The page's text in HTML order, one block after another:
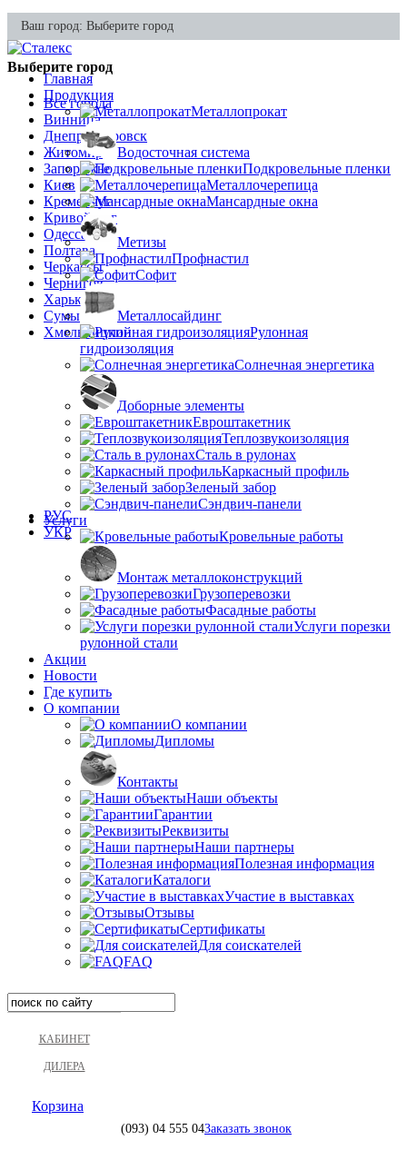
Ваш город: Выберите город
Выберите город
Все города
Винница
Днепропетровск
Житомир
Запорожье
Киев
Кременчуг
Кривой Рог
Одесса
Полтава
Черкассы
Чернигов
Харьков
Сумы
Хмельницкий
РУС
УКР
Главная
Продукция
Металлопрокат
Водосточная система
Подкровельные пленки
Металлочерепица
Мансардные окна
Метизы
Профнастил
Софит
Металлосайдинг
Рулонная
гидроизоляция
Солнечная энергетика
Доборные элементы
Евроштакетник
Теплозвукоизоляция
Сталь в рулонах
Каркасный профиль
Зеленый забор
Сэндвич-панели
Услуги
Кровельные работы
Монтаж металлоконструкций
Грузоперевозки
Фасадные работы
Услуги порезки
рулонной стали
Акции
Новости
Где купить
О компании
О компании
Дипломы
Контакты
Наши объекты
Гарантии
Реквизиты
Наши партнеры
Полезная информация
Каталоги
Участие в выставках
Отзывы
Сертификаты
Для соискателей
FAQ
КАБИНЕТ
ДИЛЕРА
Корзина
(093) 04 555 04Заказать звонок